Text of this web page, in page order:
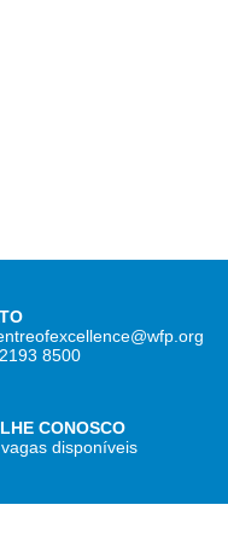
8500
CONOSCO
disponíveis